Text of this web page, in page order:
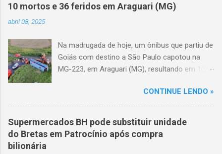
10 mortos e 36 feridos em Araguari (MG)
abril 08, 2025
Na madrugada de hoje, um ônibus que partiu de
Goiás com destino a São Paulo capotou na
MG-223, em Araguari (MG), resultando em 10
volta das 3h40, próximo ao trevo de Queixinho,
quando o motorista perdeu o controle do
veículo, atravessou o canteiro central e
capotou em uma alça de acesso. Entre as
vítimas fatais, há duas crianças de
CONTINUE LENDO »
Supermercados BH pode substituir unidade
do Bretas em Patrocínio após compra
bilionária